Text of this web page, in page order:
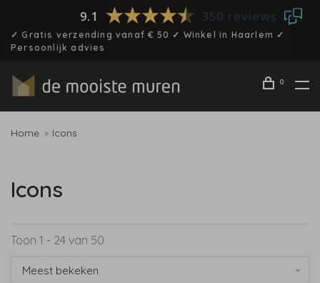
9.1 350 reviews
✓ Gratis verzending vanaf € 50 ✓ Winkel in Haarlem ✓
Persoonlijk advies
0
Home Icons
Icons
Toon 1 - 24 van 50
Meest bekeken